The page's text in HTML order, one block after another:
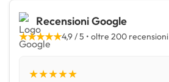
Recensioni Google
★★★★★4,9 / 5 • oltre 200 recensioni
★★★★★